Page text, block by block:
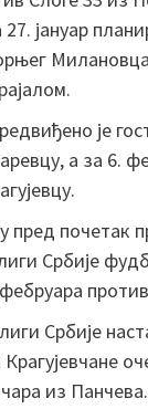
27. јануар
је
а за 6.
пред почетак
Србије
Србије
из Панчева.